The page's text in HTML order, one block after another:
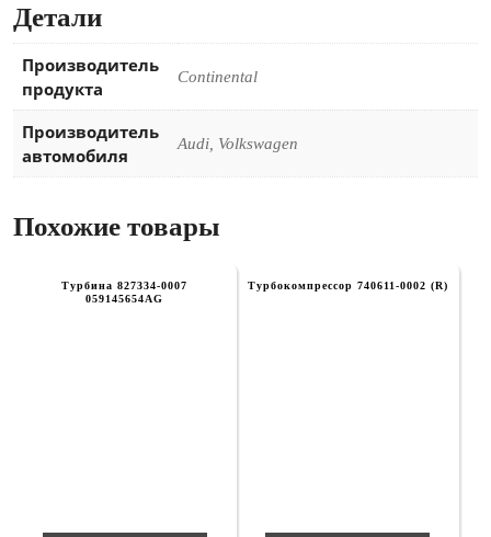
Детали
Производитель
продукта
Continental
Производитель
автомобиля
Audi, Volkswagen
Похожие товары
Турбина 827334-0007
059145654AG
Турбокомпрессор 740611-0002 (R)